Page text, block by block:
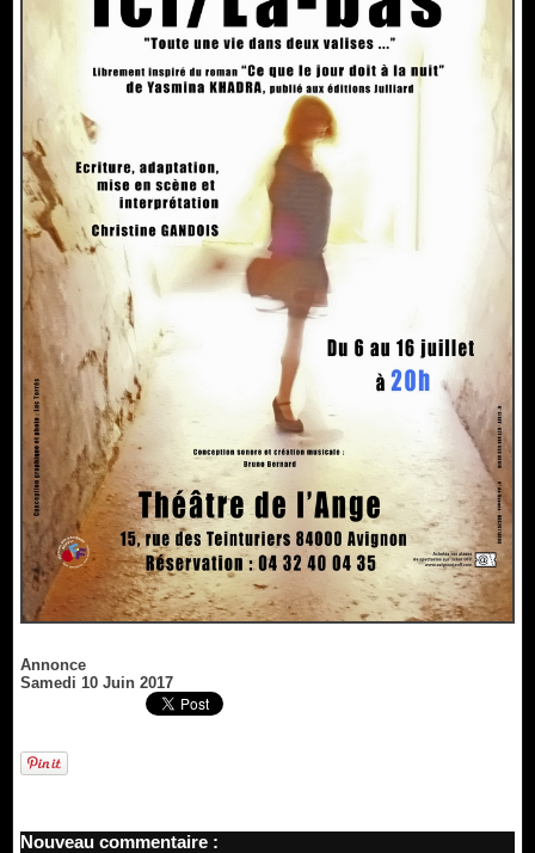
Annonce
Samedi 10 Juin 2017
Nouveau commentaire :